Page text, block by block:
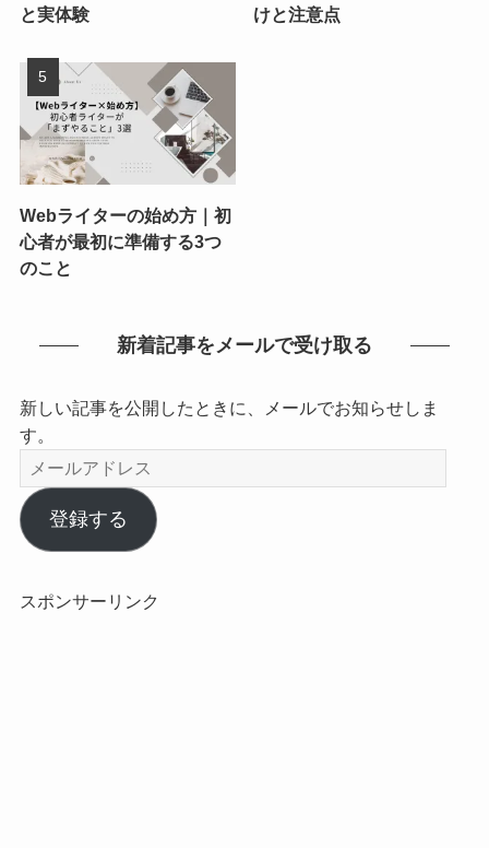
と実体験
けと注意点
Webライターの始め方｜初
心者が最初に準備する3つ
のこと
新着記事をメールで受け取る
新しい記事を公開したときに、メールでお知らせしま
す。
メ
ー
ル
ア
レ
登録する
スポンサーリンク